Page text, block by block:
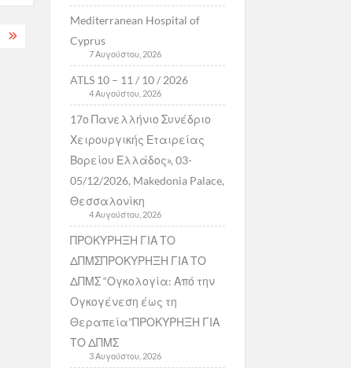
Mediterranean Hospital of
Cyprus
7 Αυγούστου, 2026
ATLS 10 – 11 / 10 / 2026
4 Αυγούστου, 2026
17ο Πανελλήνιο Συνέδριο
Χειρουργικής Εταιρείας
Βορείου Ελλάδος», 03-
05/12/2026, Makedonia Palace,
Θεσσαλονίκη
4 Αυγούστου, 2026
ΠΡΟΚΥΡΗΞΗ ΓΙΑ ΤΟ
ΔΠΜΣΠΡΟΚΥΡΗΞΗ ΓΙΑ ΤΟ
ΔΠΜΣ “Ογκολογία: Από την
Ογκογένεση έως τη
Θεραπεία”ΠΡΟΚΥΡΗΞΗ ΓΙΑ
ΤΟ ΔΠΜΣ
3 Αυγούστου, 2026